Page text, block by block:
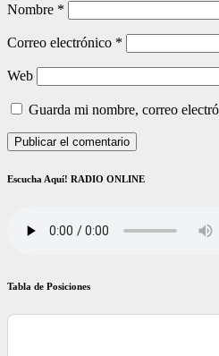
Nombre *
Correo electrónico *
Web
Guarda mi nombre, correo
Escucha Aquí! RADIO ONLINE
Tabla de Posiciones